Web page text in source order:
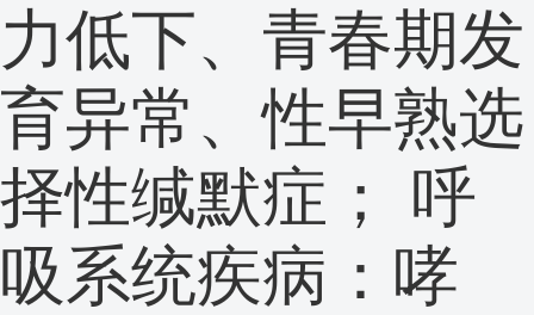
力低下、青春期发
育异常、性早熟选
择性缄默症； 呼
吸系统疾病：哮